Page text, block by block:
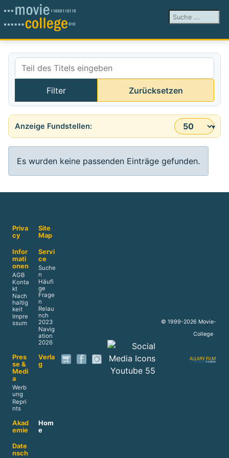
Suchen ...
Teil des Titels eingeben
Filter Zurücksetzen
Anzeige #
Information
Es wurden keine passenden Einträge gefunden.
Priva
cy
Site
Map
Infor
mati
onen
AGB
Konta
kt
Nach
haltig
keit
Impre
ssum
Servi
ce
Suche
n
Häufi
ge
Frage
n
Relau
nch
2023
Navig
ation
2026
Pres
se &
Medi
a
Werb
ung
Repri
nts
Verla
g
Akad
emie
Hom
e
Date
nsch
© 1999-2026 Movie-
College